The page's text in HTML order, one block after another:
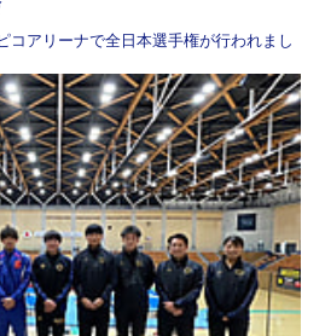
コアリーナで全日本選手権が行われまし